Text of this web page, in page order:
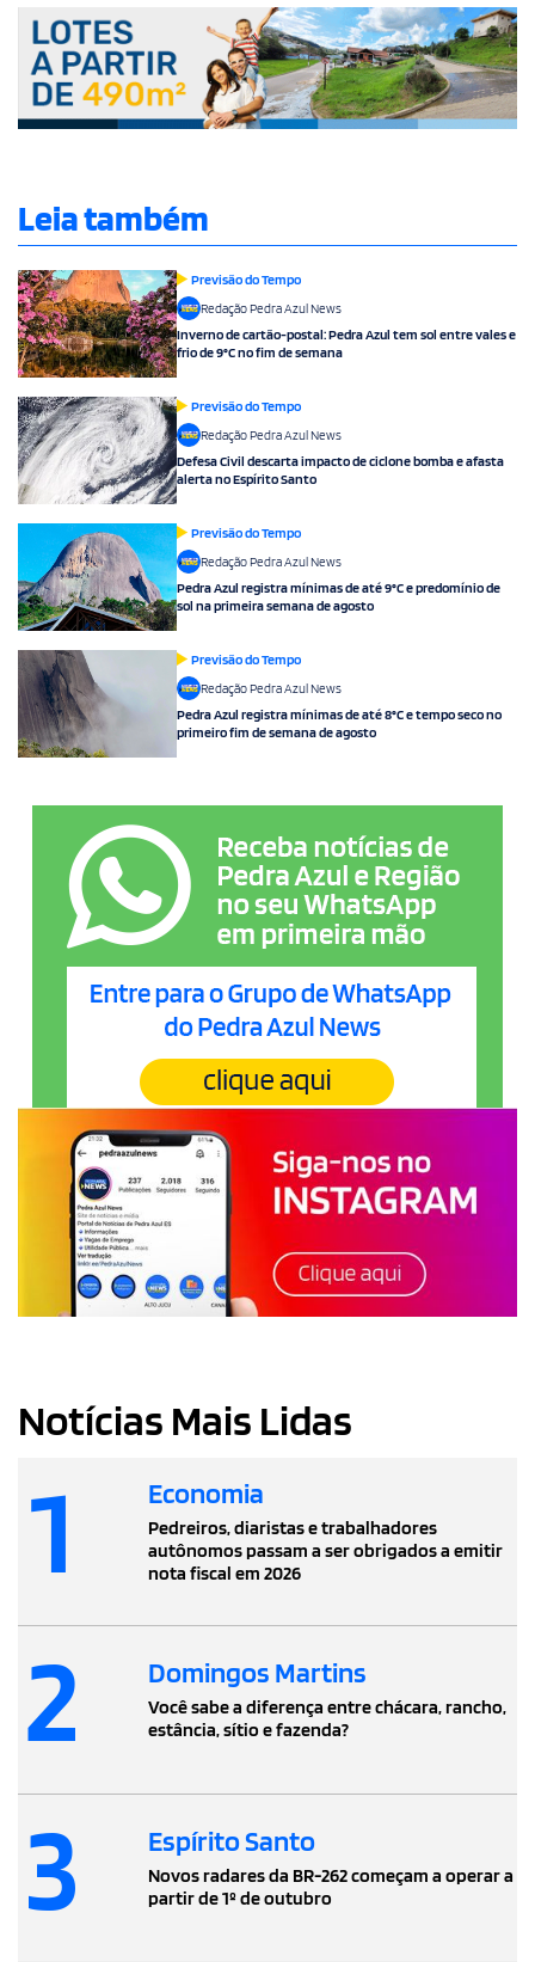
Leia também
Previsão do Tempo
Redação Pedra Azul News
Inverno de cartão-postal: Pedra Azul tem sol entre vales e
frio de 9°C no fim de semana
Previsão do Tempo
Redação Pedra Azul News
Defesa Civil descarta impacto de ciclone bomba e afasta
alerta no Espírito Santo
Previsão do Tempo
Redação Pedra Azul News
Pedra Azul registra mínimas de até 9°C e predomínio de
sol na primeira semana de agosto
Previsão do Tempo
Redação Pedra Azul News
Pedra Azul registra mínimas de até 8°C e tempo seco no
primeiro fim de semana de agosto
Notícias Mais Lidas
1 Economia
Pedreiros, diaristas e trabalhadores
autônomos passam a ser obrigados a emitir
nota fiscal em 2026
2 Domingos Martins
Você sabe a diferença entre chácara, rancho,
estância, sítio e fazenda?
3 Espírito Santo
Novos radares da BR-262 começam a operar a
partir de 1º de outubro